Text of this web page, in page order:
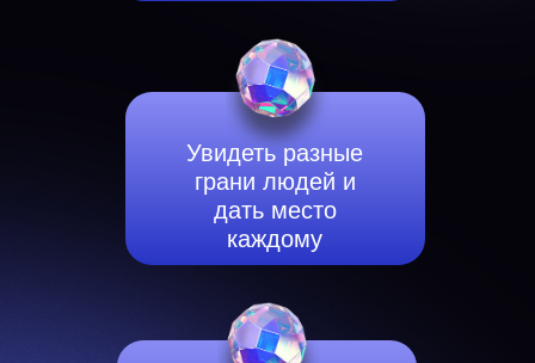
Увидеть разные
грани людей и
дать место
каждому